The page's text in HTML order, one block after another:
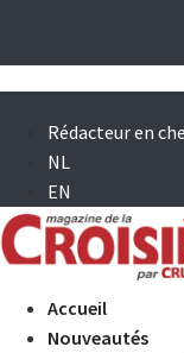
Rédacteur en
NL
EN
Accueil
Nouveautés